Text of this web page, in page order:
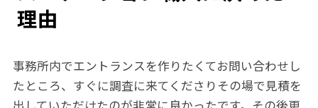
理由
事務所内でエントランスを作りたくてお問い合わせし
たところ、すぐに調査に来てくださりその場で見積を